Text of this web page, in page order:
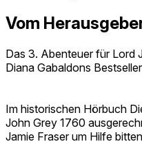
Vom
Das 3. Abenteuer für Lord
Diana Gabaldons
Im historischen Hörbuch
John Grey 1760
Jamie Fraser um Hilfe